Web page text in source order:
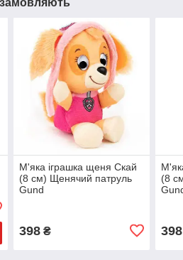
М'яка іграшка щеня Скай
(8 см) Щенячий патруль
Gund
398₴
(8
398